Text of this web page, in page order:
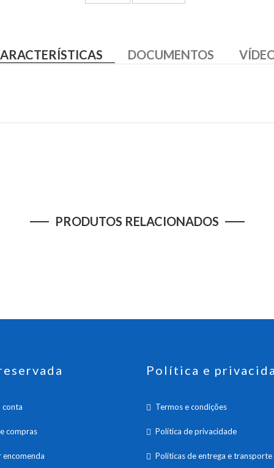
DOCUMENTOS
PRODUTOS RELACIONADOS
conta
compras
encomenda
Política e
Termos e condições
Política de privacidade
Políticas de entrega e transporte